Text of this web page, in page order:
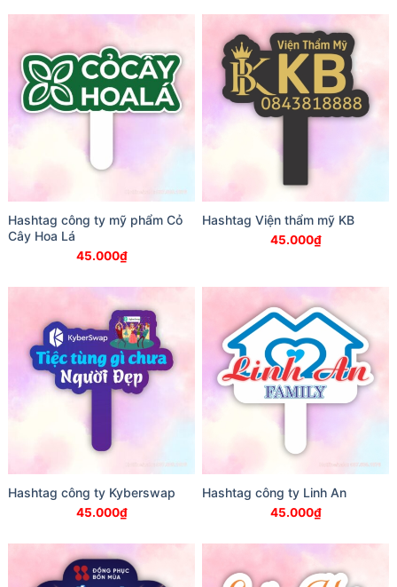
Hashtag công ty mỹ phẩm Cỏ
Cây Hoa Lá
45.000₫
Hashtag Viện thẩm mỹ KB
45.000₫
Hashtag công ty Kyberswap
45.000₫
Hashtag công ty Linh An
45.000₫